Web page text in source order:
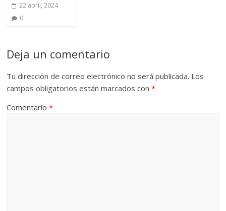
22 abril, 2024
0
Deja un comentario
Tu dirección de correo electrónico no será publicada. Los
campos obligatorios están marcados con*
Comentario*